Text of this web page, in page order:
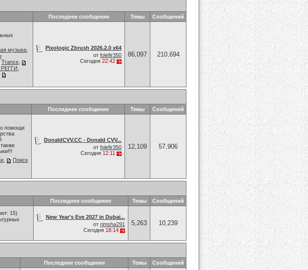
Последнее сообщение Темы Сообщений
музыка
Trance
Pixologic Zbrush 2026.2.0 x64
от folefir350
Сегодня 22:42
86,097 210,694
Последнее сообщение Темы Сообщений
о помощи
Поиск
DonaldCVV.CC - Donald CVV...
от folefir350
Сегодня 12:11
12,109 57,906
Последнее сообщение Темы Сообщений
15)
New Year's Eve 2027 in Dubai...
от rimsha291
Сегодня 18:14
5,263 10,239
Последнее сообщение Темы Сообщений